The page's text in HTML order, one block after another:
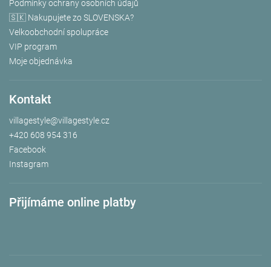
Podmínky ochrany osobních údajů
🇸🇰 Nakupujete zo SLOVENSKA?
Velkoobchodní spolupráce
VIP program
Moje objednávka
Kontakt
villagestyle@villagestyle.cz
+420 608 954 316
Facebook
Instagram
Přijímáme online platby